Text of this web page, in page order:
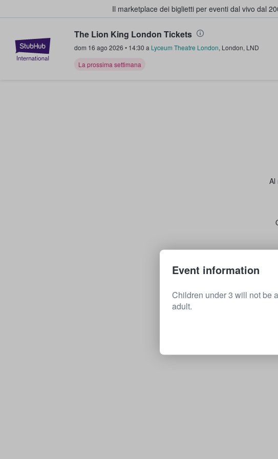
Il marketplace dei biglietti per eventi dal vivo dal
StubHub - Dove i fan comprano e vendono
The Lion King London Tickets
dom 16 ago 2026 • 14:30 a Lyceum Theatre London, London, LND
La prossima settimana
Al
Event information
Children under 3 will not be
adult.